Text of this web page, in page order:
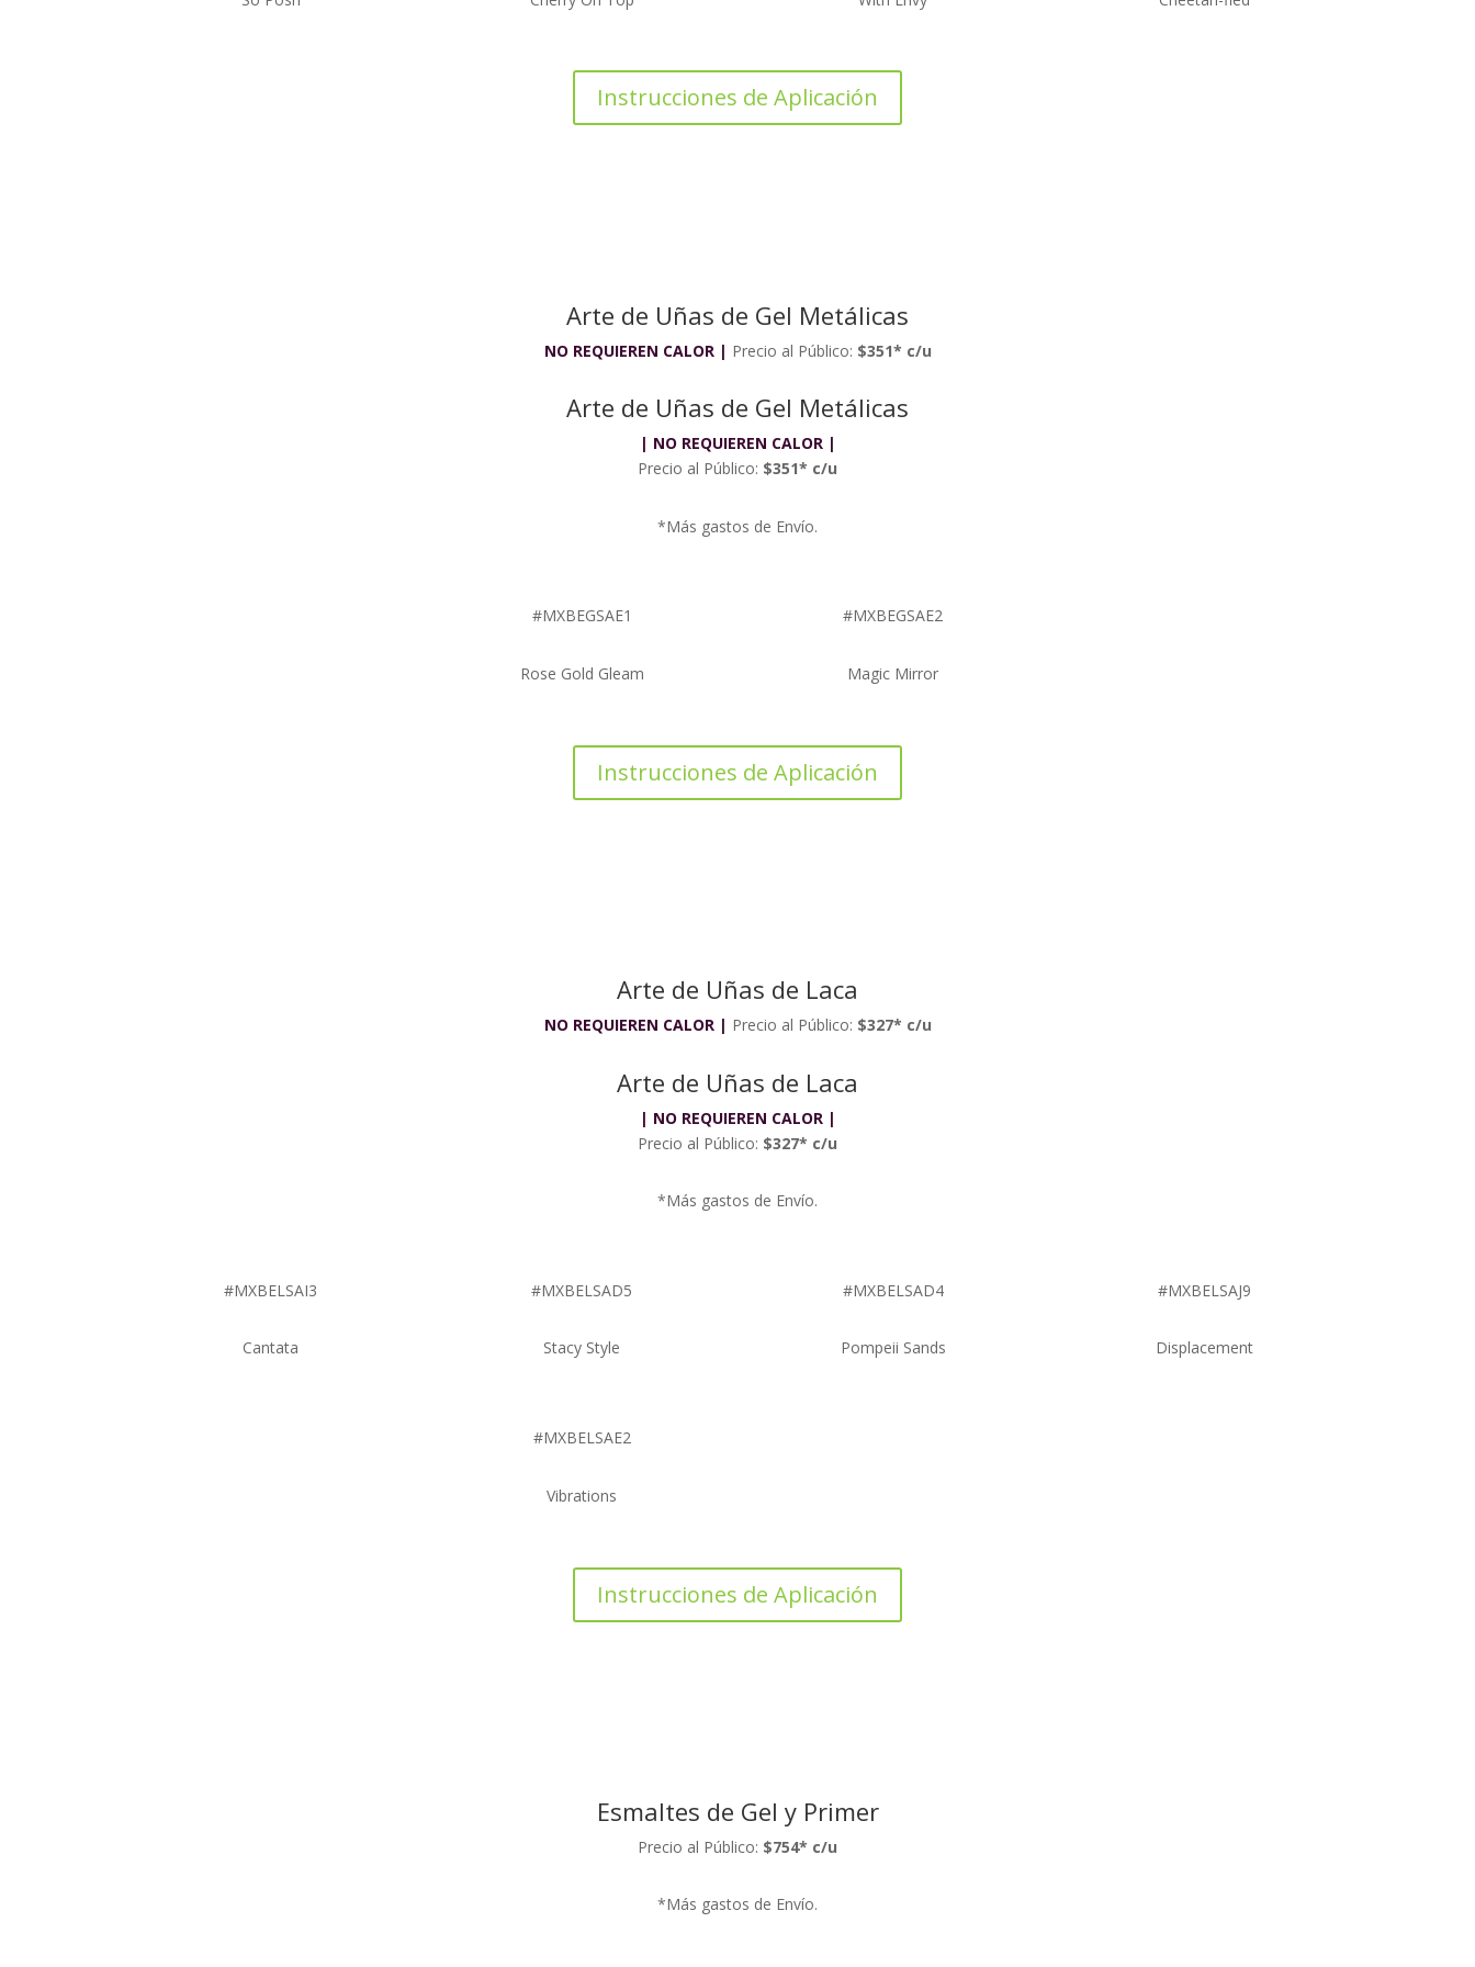
Instrucciones de Aplicación
Arte de Uñas de Gel Metálicas
NO REQUIEREN CALOR | Precio al Público: $351* c/u
Arte de Uñas de Gel Metálicas
| NO REQUIEREN CALOR |
Precio al Público: $351* c/u
*Más gastos de Envío.
#MXBEGSAE1
Rose Gold Gleam
#MXBEGSAE2
Magic Mirror
Instrucciones de Aplicación
Arte de Uñas de Laca
NO REQUIEREN CALOR | Precio al Público: $327* c/u
Arte de Uñas de Laca
| NO REQUIEREN CALOR |
Precio al Público: $327* c/u
*Más gastos de Envío.
#MXBELSAI3
Cantata
#MXBELSAD5
Stacy Style
#MXBELSAD4
Pompeii Sands
#MXBELSAJ9
Displacement
#MXBELSAE2
Vibrations
Instrucciones de Aplicación
Esmaltes de Gel y Primer
Precio al Público: $754* c/u
*Más gastos de Envío.